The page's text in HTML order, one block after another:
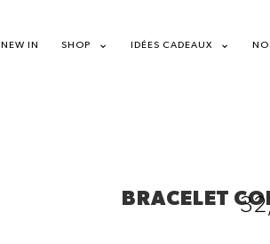
NEW IN SHOP IDÉES CADEAUX
BRACELET